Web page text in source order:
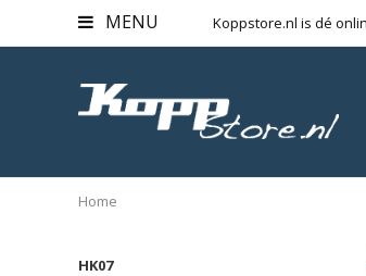
MENU Koppstore.nl is dé
Home
HK07